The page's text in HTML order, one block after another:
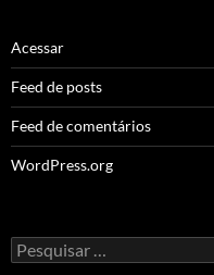
Acessar
Feed de posts
Feed de comentários
WordPress.org
Pesquisar
por: